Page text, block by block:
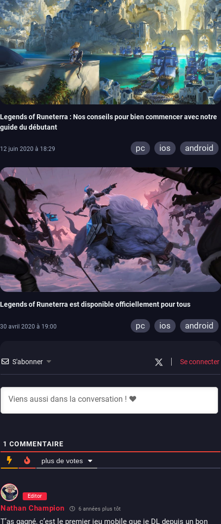
Legends of Runeterra : Nos conseils pour bien commencer avec notre
guide du débutant
12 juin 2020 à 18:29 pc ios android
Legends of Runeterra est disponible officiellement pour tous
30 avril 2020 à 19:00 pc ios android
S'abonner Se connecter
1 COMMENTAIRE
plus de votes
Editor
Nathan Champion 6 années plus tôt
T’as gagné, c’est le premier jeu mobile que je DL depuis un bon